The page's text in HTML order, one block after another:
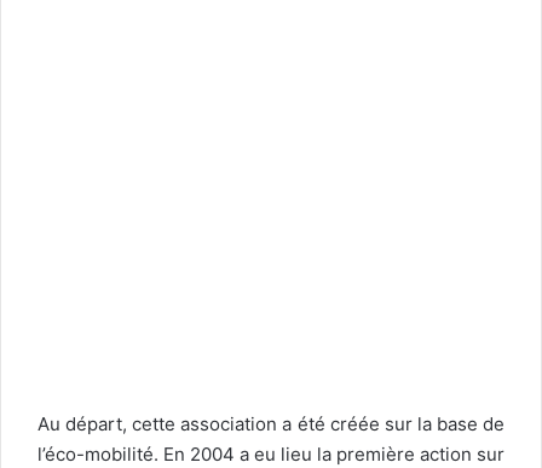
Au départ, cette association a été créée sur la base de
l’éco-mobilité. En 2004 a eu lieu la première action sur